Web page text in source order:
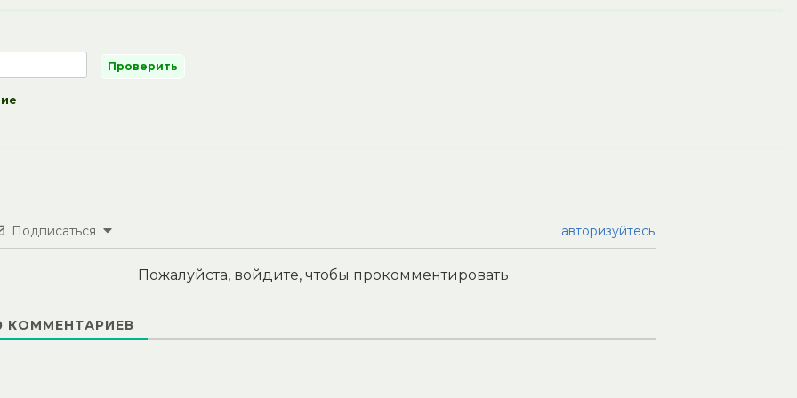
Подписаться авторизуйтесь
Пожалуйста, войдите, чтобы прокомментировать
КОММЕНТАРИЕВ